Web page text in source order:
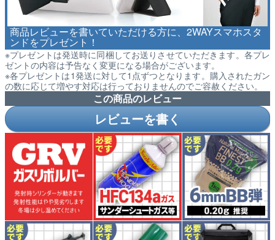
商品レビューを書いていただける方に、2WAYスマホスタ
ンドをプレゼント！
※プレゼントは発送時に同梱してお送りさせていただきます。各プレ
ゼントの内容は予告なく変更になる場合がございます。
※各プレゼントは1発送に対して1点ずつとなります。購入されたガン
の数に応じて増やす対応は行っておりませんのでご容赦ください。
この商品のレビュー
レビューを書く